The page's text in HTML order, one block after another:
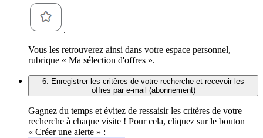
.
Vous les retrouverez ainsi dans votre espace personnel,
rubrique « Ma sélection d'offres ».
6. Enregistrer les critères de votre recherche et recevoir les
offres par e-mail (abonnement)
Gagnez du temps et évitez de ressaisir les critères de votre
recherche à chaque visite ! Pour cela, cliquez sur le bouton
« Créer une alerte » :